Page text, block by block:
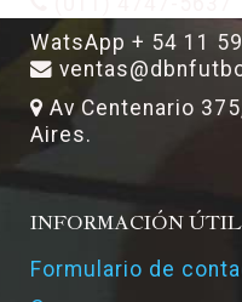
WatsApp + 54 11
Av Centenario
Aires.
INFORMACIÓN ÚTIL
Formulario de